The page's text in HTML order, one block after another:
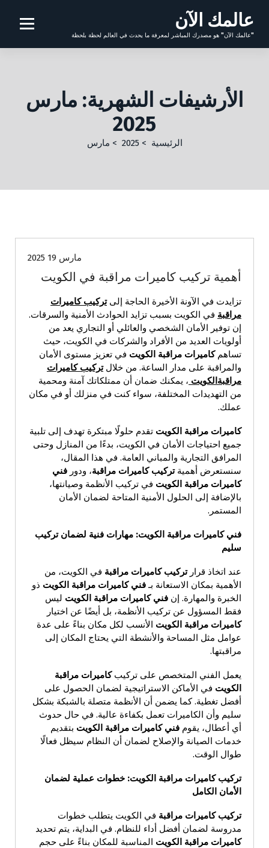
ج
ت
عالمك الآن
"عالمك الآن" هو مصدرك المباشر لمعرفة ما يحدث في العالم لحظة بلحظة
الأرشيفات الشهرية: مارس
2025
الرئيسية >
2025
> مارس
مارس 19 2025
أهمية تركيب كاميرات مراقبة في الكويت
تزايدت في الآونة الأخيرة الحاجة إلىتركيب كاميرات
مراقبة في الكويت بسبب تزايد الحوادث الأمنية والسرقات.
إن توفير الأمان الشخصي والعائلي أو التجاري يعد من
أولويات العديد من الأفراد والشركات في الكويت، حيث
تساهمكاميرات مراقبة الكويت في تعزيز مستوى الأمان
والمراقبة على مدار الساعة. من خلالتركيب كاميرات
مراقبةالكويت ، يمكنك ضمان أن ممتلكاتك آمنة ومحمية
من التهديدات المختلفة، سواء كنت في منزلك أو في مكان
عملك.
كاميرات مراقبة الكويت تقدم حلولًا مبتكرة تهدف إلى تلبية
جميع احتياجات الأمان في الكويت، بدءًا من المنازل وحتى
المرافق التجارية والمباني العامة. في هذا المقال،
سنستعرض أهميةتركيب كاميرات مراقبة، ودور فني
كاميرات مراقبة الكويت في تركيب الأنظمة وصيانتها،
بالإضافة إلى الحلول الأمنية المتاحة لضمان الأمان
المستمر.
فني كاميرات مراقبة الكويت: مهارات فنية لضمان تركيب
سليم
عند اتخاذ قرارتركيب كاميرات مراقبة في الكويت، من
الأهمية بمكان الاستعانة بـفني كاميرات مراقبة الكويت ذو
الخبرة والمهارة. إن فني كاميرات مراقبة الكويت ليس
فقط المسؤول عن تركيب الأنظمة، بل أيضًا عن اختيار
كاميرات مراقبة الكويت الأنسب لكل مكان بناءً على عدة
عوامل مثل المساحة والأنشطة التي يحتاج المكان إلى
مراقبتها.
يعمل الفني المتخصص على تركيبكاميرات مراقبة
الكويت في الأماكن الاستراتيجية لضمان الحصول على
أفضل تغطية. كما يضمن أن الأنظمة متصلة بالشبكة بشكل
سليم وأن الكاميرات تعمل بكفاءة عالية. في حال حدوث
أي أعطال، يقوم فني كاميرات مراقبة الكويت بتقديم
خدمات الصيانة والإصلاح لضمان أن النظام سيظل فعالًا
طوال الوقت.
تركيب كاميرات مراقبة الكويت: خطوات عملية لضمان
الأمان الكامل
تركيب كاميرات مراقبة في الكويت يتطلب خطوات
مدروسة لضمان أفضل أداء للنظام. في البداية، يتم تحديد
كاميرات مراقبة الكويت المناسبة للمكان بناءً على حجم